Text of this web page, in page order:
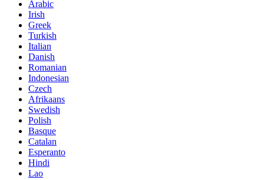
Arabic
Irish
Greek
Turkish
Italian
Danish
Romanian
Indonesian
Czech
Afrikaans
Swedish
Polish
Basque
Catalan
Esperanto
Hindi
Lao